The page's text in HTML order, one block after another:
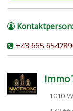
Kontaktperson:
+43 665
1010